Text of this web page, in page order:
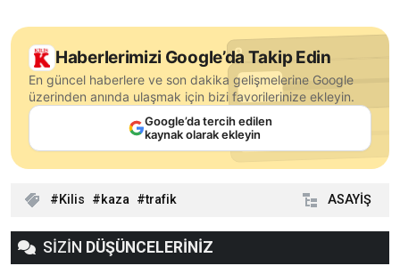
Haberlerimizi Google’da Takip Edin
En güncel haberlere ve son dakika gelişmelerine Google
üzerinden anında ulaşmak için bizi favorilerinize ekleyin.
Google’da tercih edilen
kaynak olarak ekleyin
Kilis kaza trafik ASAYİŞ
SİZİN DÜŞÜNCELERİNİZ